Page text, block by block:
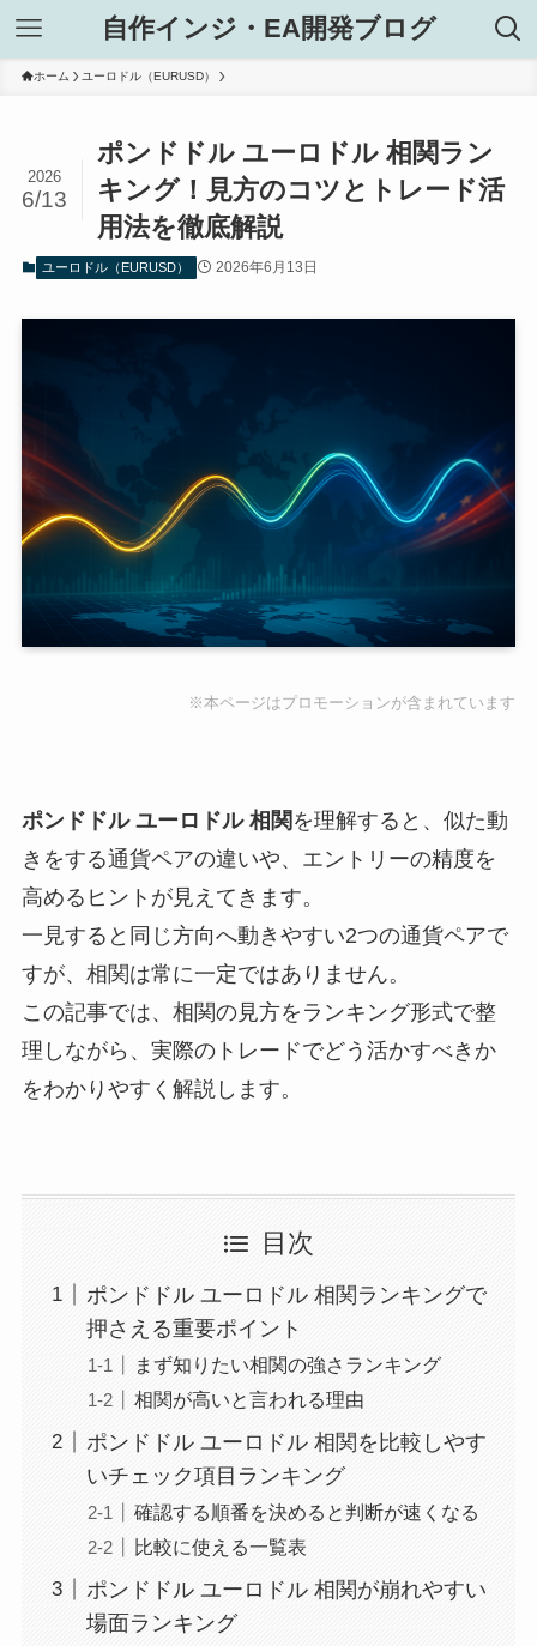
自作インジ・EA開発ブログ
ホーム ユーロドル（EURUSD）
ポンドドル ユーロドル 相関ラン
キング！見方のコツとトレード活
用法を徹底解説
2026
6/13
ユーロドル（EURUSD） 2026年6月13日
※本ページはプロモーションが含まれています
ポンドドル ユーロドル 相関 を理解すると、似た動
きをする通貨ペアの違いや、エントリーの精度を
高めるヒントが見えてきます。
一見すると同じ方向へ動きやすい2つの通貨ペアで
すが、相関は常に一定ではありません。
この記事では、相関の見方をランキング形式で整
理しながら、実際のトレードでどう活かすべきか
をわかりやすく解説します。
目次
ポンドドル ユーロドル 相関ランキングで
押さえる重要ポイント
まず知りたい相関の強さランキング
相関が高いと言われる理由
ポンドドル ユーロドル 相関を比較しやす
いチェック項目ランキング
確認する順番を決めると判断が速くなる
比較に使える一覧表
ポンドドル ユーロドル 相関が崩れやすい
場面ランキング